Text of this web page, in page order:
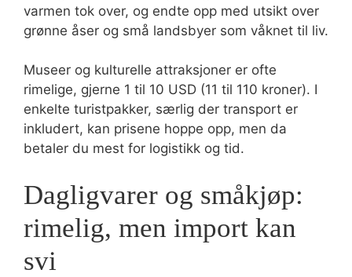
varmen tok over, og endte opp med utsikt over
grønne åser og små landsbyer som våknet til liv.
Museer og kulturelle attraksjoner er ofte
rimelige, gjerne 1 til 10 USD (11 til 110 kroner). I
enkelte turistpakker, særlig der transport er
inkludert, kan prisene hoppe opp, men da
betaler du mest for logistikk og tid.
Dagligvarer og småkjøp:
rimelig, men import kan
svi